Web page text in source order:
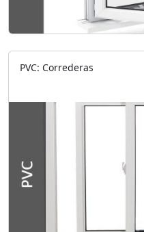
PVC: Correderas